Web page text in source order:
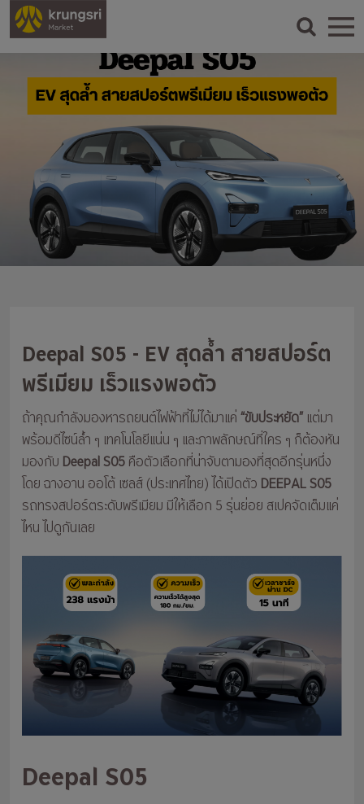
Deepal S05 - EV สุดล้ำ สายสปอร์ต
พรีเมียม เร็วแรงพอตัว
ถ้าคุณกำลังมองหารถยนต์ไฟฟ้าที่ไม่ได้มาแค่“ขับประหยัด” แต่มา
พร้อมดีไซน์ล้ำ ๆ เทคโนโลยีแน่น ๆ และภาพลักษณ์ที่ใคร ๆ ก็ต้องหัน
มองกับ Deepal S05คือตัวเลือกที่น่าจับตามองที่สุดอีกรุ่นหนึ่ง
โดย ฉางอาน ออโต้ เซลส์ (ประเทศไทย) ได้เปิดตัว DEEPAL S05
รถทรงสปอร์ตระดับพรีเมียม มีให้เลือก 5 รุ่นย่อย สเปคจัดเต็มแค่
ไหน ไปดูกันเลย
Deepal S05